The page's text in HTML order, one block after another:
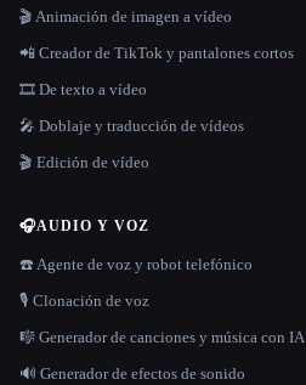
🎬 Animación de imagen a vídeo
📲 Creador de TikTok y pantalones cortos
🎞️ De texto a vídeo
🎤 Doblaje y traducción de vídeos
🎬 Edición de vídeo
🎧AUDIO Y VOZ
☎️ Agente de voz y robot telefónico
🎙️ Clonación de voz
🎼 Generador de canciones y música con IA
🔊 Generador de efectos de sonido